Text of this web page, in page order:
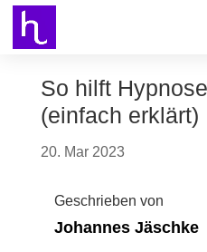
So hilft
(einfach erklärt)
20. Mar 2023
Geschrieben von
Johannes Jäschke